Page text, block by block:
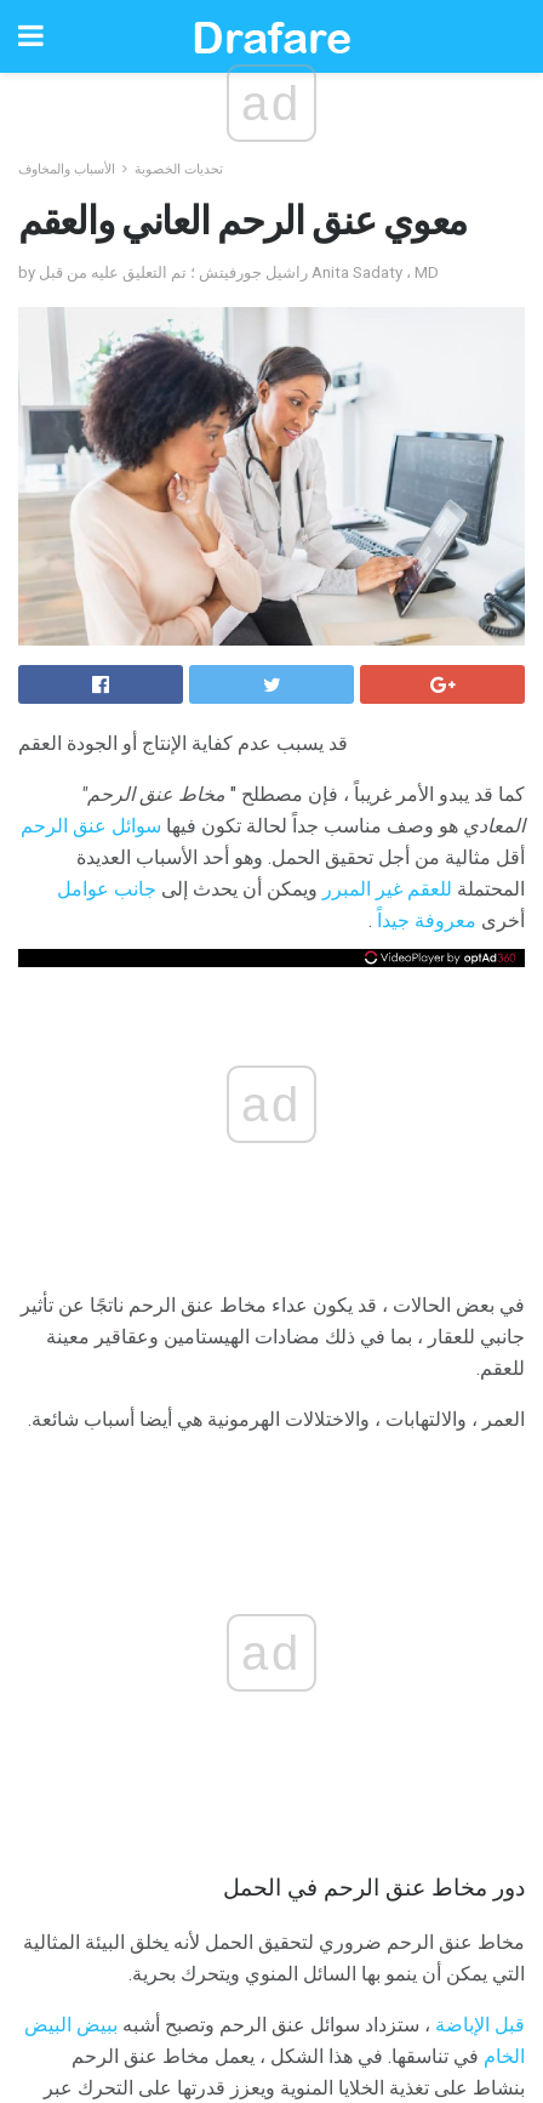
ad
تحديات الخصوبة الأسباب والمخاوف
معوي عنق الرحم العاني والعقم
by راشيل جورفيتش ؛ تم التعليق عليه من قبل Anita Sadaty ، MD
قد يسبب عدم كفاية الإنتاج أو الجودة العقم
كما قد يبدو الأمر غريباً ، فإن مصطلح " مخاط عنق الرحم"
المعادي هو وصف مناسب جداً لحالة تكون فيها سوائل عنق الرحم
أقل مثالية من أجل تحقيق الحمل. وهو أحد الأسباب العديدة
المحتملة للعقم غير المبرر ويمكن أن يحدث إلى جانب عوامل
أخرى معروفة جيداً .
ad
في بعض الحالات ، قد يكون عداء مخاط عنق الرحم ناتجًا عن تأثير
جانبي للعقار ، بما في ذلك مضادات الهيستامين وعقاقير معينة
للعقم.
العمر ، والالتهابات ، والاختلالات الهرمونية هي أيضا أسباب شائعة.
ad
دور مخاط عنق الرحم في الحمل
مخاط عنق الرحم ضروري لتحقيق الحمل لأنه يخلق البيئة المثالية
التي يمكن أن ينمو بها السائل المنوي ويتحرك بحرية.
قبل الإباضة ، ستزداد سوائل عنق الرحم وتصبح أشبه ببيض البيض
الخام في تناسقها. في هذا الشكل ، يعمل مخاط عنق الرحم
بنشاط على تغذية الخلايا المنوية ويعزز قدرتها على التحرك عبر